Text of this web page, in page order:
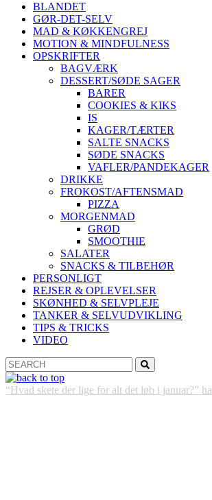
BLANDET
GØR-DET-SELV
MAD & KØKKENGREJ
MOTION & MINDFULNESS
OPSKRIFTER
BAGVÆRK
DESSERT/SØDE SAGER
BARER
COOKIES & KIKS
IS
KAGER/TÆRTER
SALTE SNACKS
SØDE SNACKS
VAFLER/PANDEKAGER
DRIKKE
FROKOST/AFTENSMAD
PIZZA
MORGENMAD
GRØD
SMOOTHIE
SALATER
SNACKS & TILBEHØR
PERSONLIGT
REJSER & OPLEVELSER
SKØNHED & SELVPLEJE
TANKER & SELVUDVIKLING
TIPS & TRICKS
VIDEO
Search
for:
“Hvad skete der lige for alt det løb i januar?” ha